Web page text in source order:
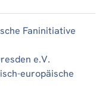
Faninitiative
e.V.
europäische